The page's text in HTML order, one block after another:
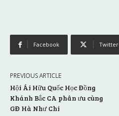
Facebook Twitter
PREVIOUS ARTICLE
Hội Ái Hữu Quốc Học Đồng
Khánh Bắc CA phân ưu cùng
GĐ Hà Như Chi